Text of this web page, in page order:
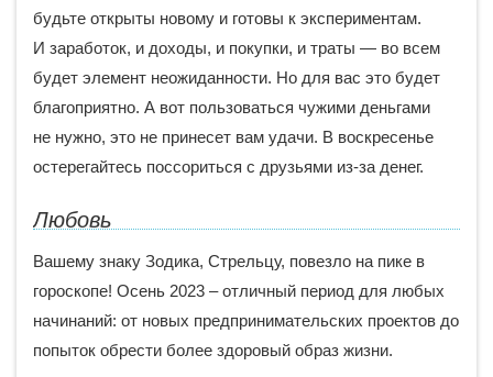
будьте открыты новому и готовы к экспериментам.
И заработок, и доходы, и покупки, и траты — во всем
будет элемент неожиданности. Но для вас это будет
благоприятно. А вот пользоваться чужими деньгами
не нужно, это не принесет вам удачи. В воскресенье
остерегайтесь поссориться с друзьями из-за денег.
Любовь
Вашему знаку Зодика, Стрельцу, повезло на пике в
гороскопе! Осень 2023 – отличный период для любых
начинаний: от новых предпринимательских проектов до
попыток обрести более здоровый образ жизни.